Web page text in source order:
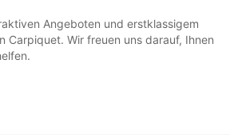
Angeboten und erstklassigem
Carpiquet. Wir freuen uns darauf, Ihnen